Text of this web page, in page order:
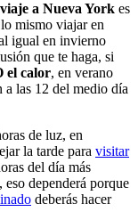
a Nueva York es
mismo viajar en
igual en invierno
que te haga, si
el calor, en verano
a las 12 del medio día
de luz, en
la tarde para visitar
del día más
dependerá porque
deberás hacer